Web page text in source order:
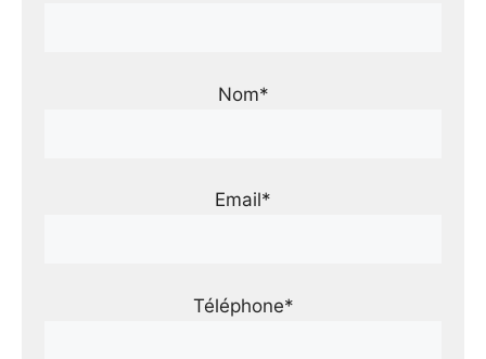
Nom*
Email*
Téléphone*